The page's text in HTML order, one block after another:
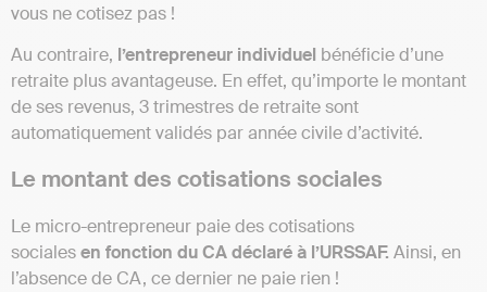
vous ne cotisez pas !
Au contraire, l’entrepreneur individuel bénéficie d’une
retraite plus avantageuse. En effet, qu’importe le montant
de ses revenus, 3 trimestres de retraite sont
automatiquement validés par année civile d’activité.
Le montant des cotisations sociales
Le micro-entrepreneur paie des cotisations
socialesen fonction du CA déclaré à l’URSSAF. Ainsi, en
l’absence de CA, ce dernier ne paie rien !